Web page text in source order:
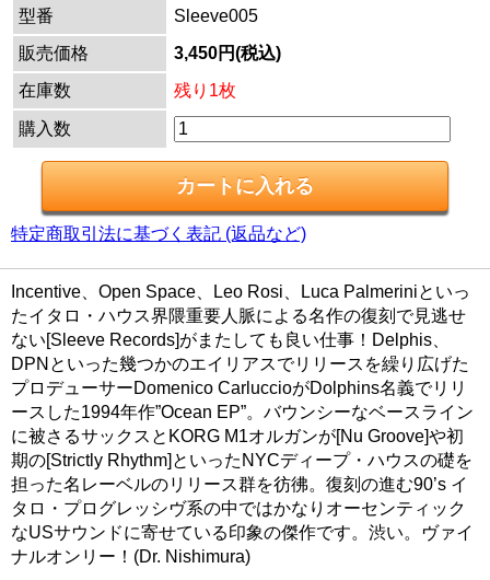
型番
Sleeve005
販売価格
3,450円(税込)
在庫数
残り1枚
購入数
特定商取引法に基づく表記 (返品など)
Incentive、Open Space、Leo Rosi、Luca Palmeriniといっ
たイタロ・ハウス界隈重要人脈による名作の復刻で見逃せ
ない[Sleeve Records]がまたしても良い仕事！Delphis、
DPNといった幾つかのエイリアスでリリースを繰り広げた
プロデューサーDomenico CarluccioがDolphins名義でリリ
ースした1994年作”Ocean EP”。バウンシーなベースライン
に被さるサックスとKORG M1オルガンが[Nu Groove]や初
期の[Strictly Rhythm]といったNYCディープ・ハウスの礎を
担った名レーベルのリリース群を彷彿。復刻の進む90’s イ
タロ・プログレッシヴ系の中ではかなりオーセンティック
なUSサウンドに寄せている印象の傑作です。渋い。ヴァイ
ナルオンリー！(Dr. Nishimura)